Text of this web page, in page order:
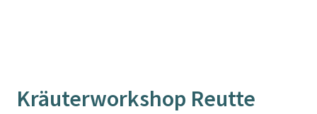
Kräuterworkshop Reutte